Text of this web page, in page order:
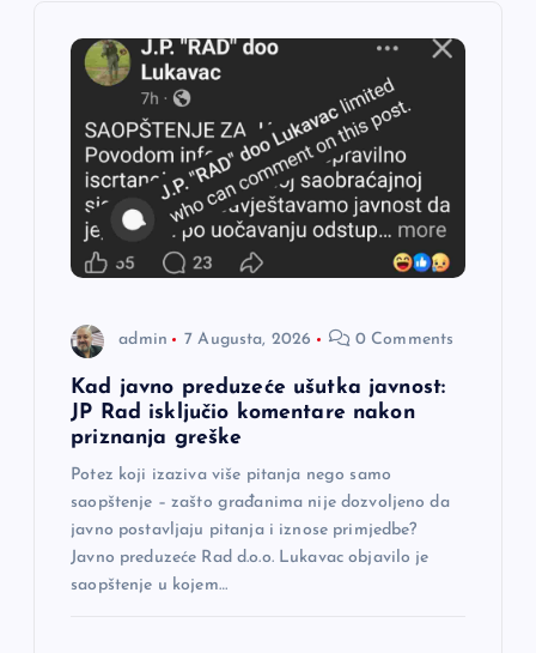
admin 7 Augusta, 2026 0 Comments
Kad javno preduzeće ušutka javnost:
JP Rad isključio komentare nakon
priznanja greške
Potez koji izaziva više pitanja nego samo
saopštenje – zašto građanima nije dozvoljeno da
javno postavljaju pitanja i iznose primjedbe?
Javno preduzeće Rad d.o.o. Lukavac objavilo je
saopštenje u kojem…